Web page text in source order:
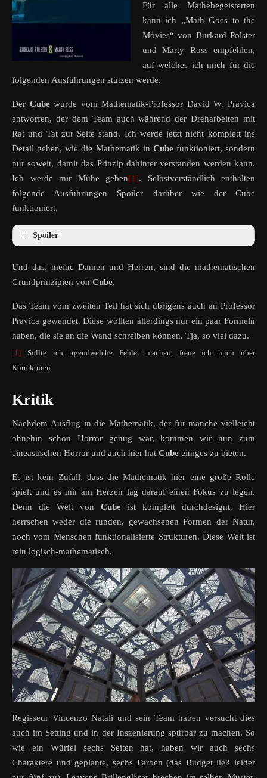
Für alle Mathebegeisterten
kann ich „Math Goes to the
Movies“ von Burkard Polster
und Marty Ross empfehlen,
auf welches ich mich für die
folgenden Ausführungen stützen werde.
Der Cubewurde vom Mathematik-Professor David W. Pravica
entworfen, der dem Team auch während der Dreharbeiten mit
Rat und Tat zur Seite stand. Ich werde jetzt nicht komplett ins
Detail gehen, wie die Mathematik in Cubefunktioniert, sondern
nur soweit, damit das Prinzip dahinter verstanden werden kann.
Ich werde mir Mühe geben[1]. Selbstverständlich enthalten
folgende Ausführungen Spoiler darüber wie der Cube
funktioniert.
Spoiler
Und das, meine Damen und Herren, sind die mathematischen
Grundprinzipien von Cube.
Das Team vom zweiten Teil hat sich übrigens auch an Professor
Pravica gewendet. Diese wollten allerdings nur ein paar Formeln
haben, die sie an die Wand schreiben können. Tja, so viel dazu.
[1] Sollte ich irgendwelche Fehler machen, freue ich mich über
Korrekturen.
Kritik
Nachdem Ausflug in die Mathematik, der für manche vielleicht
ohnehin schon Horror genug war, kommen wir nun zum
cineastischen Horror und auch hier hat Cube einiges zu bieten.
Es ist kein Zufall, dass die Mathematik hier eine große Rolle
spielt und es mir am Herzen lag darauf einen Fokus zu legen.
Denn die Welt von Cube ist komplett durchdesignt. Hier
herrschen weder die runden, gewachsenen Formen der Natur,
noch vom Menschen funktionalisierte Strukturen. Diese Welt ist
rein logisch-mathematisch.
Regisseur Vincenzo Natali und sein Team haben versucht dies
auch im Setting und in der Inszenierung spürbar zu machen. So
wie ein Würfel sechs Seiten hat, haben wir auch sechs
Charaktere und geplante, sechs Farben (das Budget ließ leider